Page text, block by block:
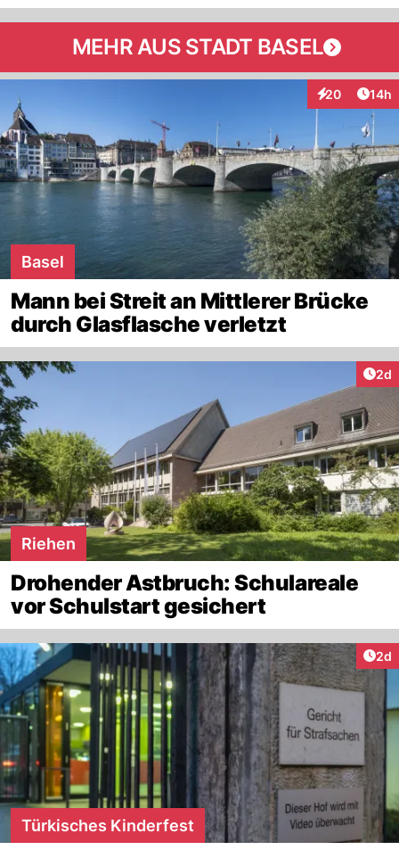
MEHR AUS STADT BASEL
20
Interaktionen
14h
Basel
Mann bei Streit an Mittlerer Brücke
durch Glasflasche verletzt
2d
Riehen
Drohender Astbruch: Schulareale
vor Schulstart gesichert
2d
Türkisches Kinderfest